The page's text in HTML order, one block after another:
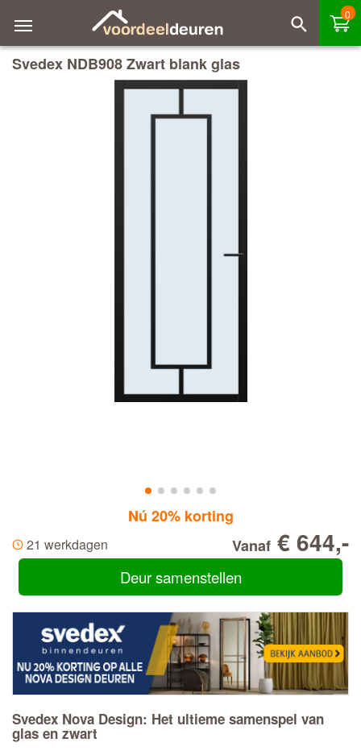
0
Svedex NDB908 Zwart blank glas
Nú 20% korting
21 werkdagen Vanaf € 644,-
Deur samenstellen
Svedex Nova Design: Het ultieme samenspel van
glas en zwart